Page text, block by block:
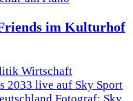
im Kulturhof
Wirtschaft